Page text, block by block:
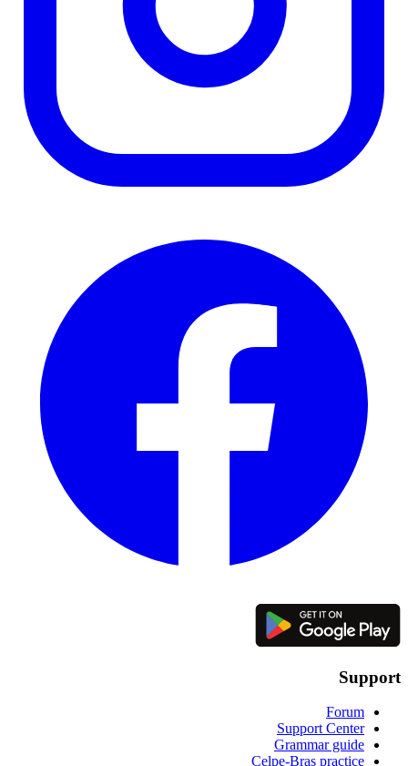
Support
Forum
Support Center
Grammar guide
Celpe-Bras practice